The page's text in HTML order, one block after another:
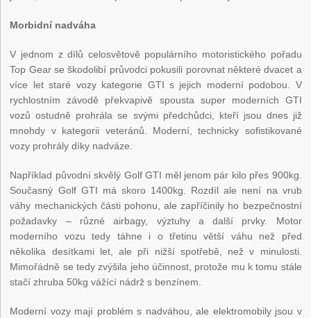
Morbidní nadváha
V jednom z dílů celosvětově populárního motoristického pořadu
Top Gear se škodolibí průvodci pokusili porovnat některé dvacet a
více let staré vozy kategorie GTI s jejich moderní podobou. V
rychlostním závodě překvapivě spousta super moderních GTI
vozů ostudně prohrála se svými předchůdci, kteří jsou dnes již
mnohdy v kategorii veteránů. Moderní, technicky sofistikované
vozy prohrály díky nadváze.
Například původní skvělý Golf GTI měl jenom pár kilo přes 900kg.
Současný Golf GTI má skoro 1400kg. Rozdíl ale není na vrub
váhy mechanických části pohonu, ale zapříčinily ho bezpečnostní
požadavky – různé airbagy, výztuhy a další prvky. Motor
moderního vozu tedy táhne i o třetinu větší váhu než před
několika desítkami let, ale při nižší spotřebě, než v minulosti.
Mimořádně se tedy zvýšila jeho účinnost, protože mu k tomu stále
stačí zhruba 50kg vážící nádrž s benzínem.
Moderní vozy mají problém s nadváhou, ale elektromobily jsou v